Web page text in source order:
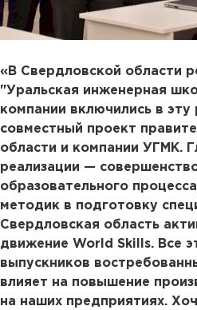
«В Свердловской области
"Уральская инженерная
компании включились в
совместный проект
области и компании УГМК.
реализации —
образовательного
методик в подготовку
Свердловская область
движение World Skills. Все
выпускников
влияет на повышение
на наших предприятиях.